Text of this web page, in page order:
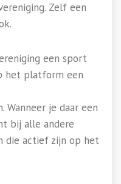
Zelf een
een sport
het platform een
je daar een
bij alle andere
die actief zijn op het